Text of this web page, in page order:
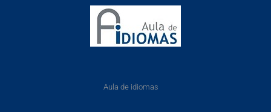
Aula de idiomas